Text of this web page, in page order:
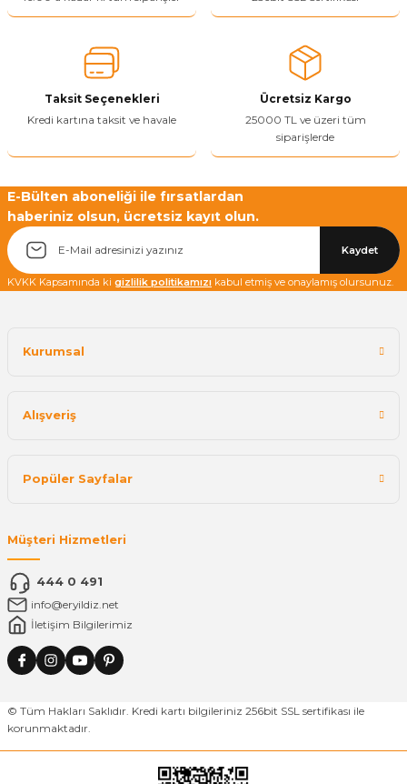
Taksit Seçenekleri
Kredi kartına taksit ve havale
Ücretsiz Kargo
25000 TL ve üzeri tüm
siparişlerde
E-Bülten aboneliği ile fırsatlardan
haberiniz olsun, ücretsiz kayıt olun.
Kaydet
KVKK Kapsamında ki gizlilik politikamızı kabul etmiş ve onaylamış olursunuz.
Kurumsal
Alışveriş
Popüler Sayfalar
Müşteri Hizmetleri
444 0 491
info@eryildiz.net
İletişim Bilgilerimiz
© Tüm Hakları Saklıdır. Kredi kartı bilgileriniz 256bit SSL sertifikası ile
korunmaktadır.